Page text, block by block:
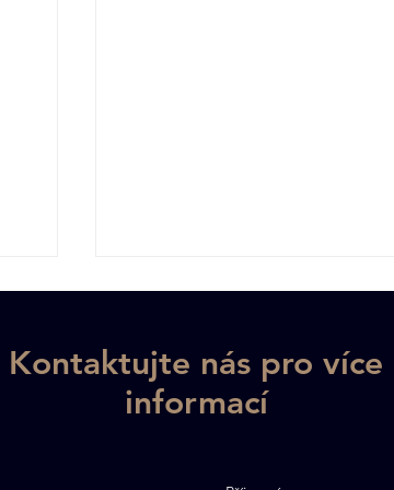
Kontaktujte nás pro více
informací